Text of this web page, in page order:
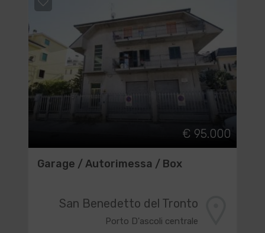
€ 95.000
Garage / Autorimessa / Box
San Benedetto del Tronto
Porto D'ascoli centrale